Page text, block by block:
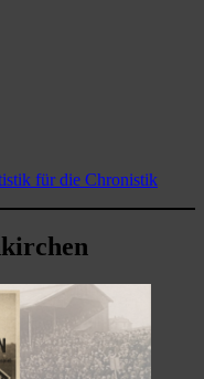
für die Chronistik